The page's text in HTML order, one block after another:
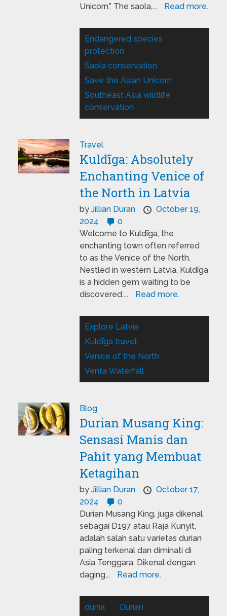
Unicorn.” The saola,...
Read more.
Endangered species
protection
Saola conservation
Save the Asian Unicorn
Southeast Asia wildlife
conservation
Travel
Kuldīga: Absolutely
Enchanting Venice of
the North in Latvia
byJillian Duran
October 19,
2024
0
Welcome to Kuldīga, the
enchanting town often referred
to as the Venice of the North.
Nestled in western Latvia, Kuldīga
is a hidden gem waiting to be
discovered....
Read more.
Explore Latvia
Kuldīga travel
Venice of the North
Venta Waterfall
Blog
Durian Musang King:
Sensasi Manis dan
Pahit yang Membuat
Ketagihan
byJillian Duran
October 17,
2024
0
Durian Musang King, juga dikenal
sebagai D197 atau Raja Kunyit,
adalah salah satu varietas durian
paling terkenal dan diminati di
Asia Tenggara. Dikenal dengan
daging...
Read more.
dunia Durian